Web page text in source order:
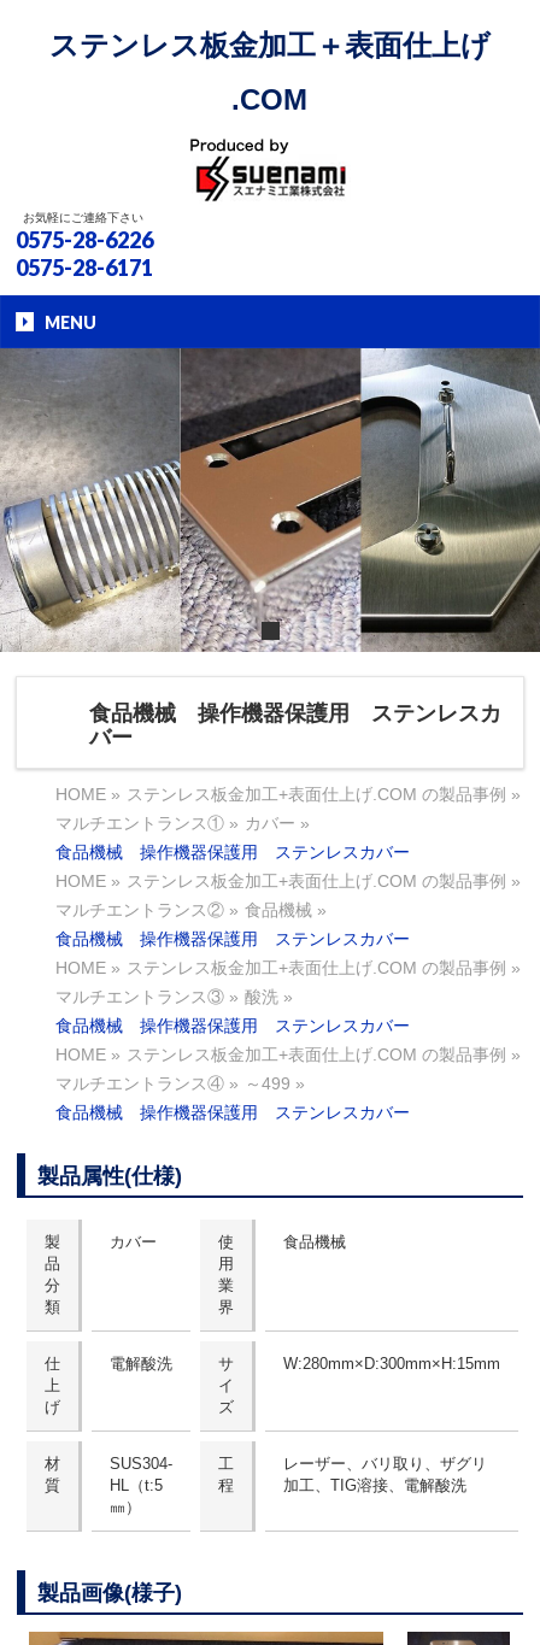
ステンレス板金加工＋表面仕上げ
.COM
お気軽にご連絡下さい
0575-28-6226
0575-28-6171
MENU
食品機械 操作機器保護用 ステンレスカ
バー
HOME » ステンレス板金加工+表面仕上げ.COM の製品事例 »
マルチエントランス① » カバー »
食品機械 操作機器保護用 ステンレスカバー
HOME » ステンレス板金加工+表面仕上げ.COM の製品事例 »
マルチエントランス② » 食品機械 »
食品機械 操作機器保護用 ステンレスカバー
HOME » ステンレス板金加工+表面仕上げ.COM の製品事例 »
マルチエントランス③ » 酸洗 »
食品機械 操作機器保護用 ステンレスカバー
HOME » ステンレス板金加工+表面仕上げ.COM の製品事例 »
マルチエントランス④ » ～499 »
食品機械 操作機器保護用 ステンレスカバー
製品属性(仕様)
製
品
分
類
カバー
使
用
業
界
食品機械
仕
上
げ
電解酸洗
サ
イ
ズ
W:280mm×D:300mm×H:15mm
材
質
SUS304-
HL（t:5
㎜）
工
程
レーザー、バリ取り、ザグリ
加工、TIG溶接、電解酸洗
製品画像(様子)